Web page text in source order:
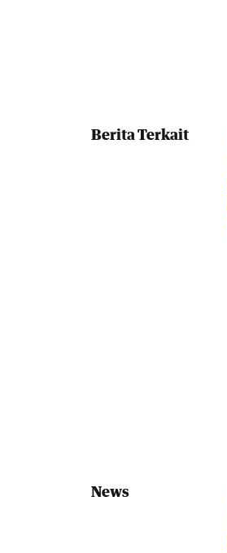
Berita Terkait
News